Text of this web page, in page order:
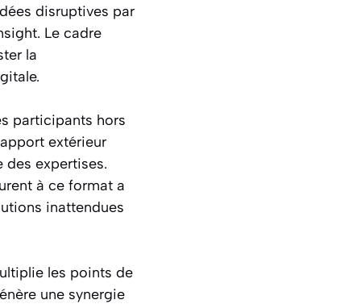
disruptives par
Le cadre
la
participants hors
extérieur
expertises.
à ce format a
inattendues
les points de
une synergie